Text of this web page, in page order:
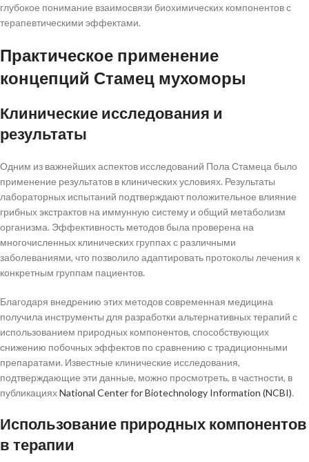
глубокое понимание взаимосвязи биохимических компонентов с
терапевтическими эффектами.
Практическое применение
концепций Стамец мухоморы
Клинические исследования и
результаты
Одним из важнейших аспектов исследований Пола Стамеца было
применение результатов в клинических условиях. Результаты
лабораторных испытаний подтверждают положительное влияние
грибных экстрактов на иммунную систему и общий метаболизм
организма. Эффективность методов была проверена на
многочисленных клинических группах с различными
заболеваниями, что позволило адаптировать протоколы лечения к
конкретным группам пациентов.
Благодаря внедрению этих методов современная медицина
получила инструменты для разработки альтернативных терапий с
использованием природных компонентов, способствующих
снижению побочных эффектов по сравнению с традиционными
препаратами. Известные клинические исследования,
подтверждающие эти данные, можно просмотреть, в частности, в
публикацияхNational Center for Biotechnology Information (NCBI).
Использование природных компонентов
в терапии